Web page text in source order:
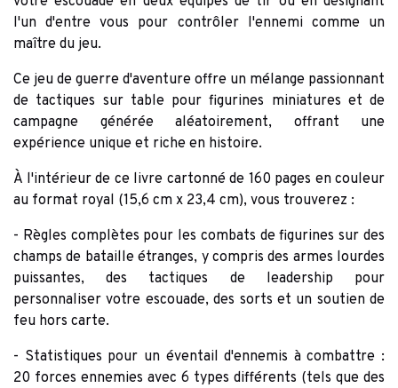
l'un d'entre vous pour contrôler l'ennemi comme un
maître du jeu.
Ce jeu de guerre d'aventure offre un mélange passionnant
de tactiques sur table pour figurines miniatures et de
campagne générée aléatoirement, offrant une
expérience unique et riche en histoire.
À l'intérieur de ce livre cartonné de 160 pages en couleur
au format royal (15,6 cm x 23,4 cm), vous trouverez :
- Règles complètes pour les combats de figurines sur des
champs de bataille étranges, y compris des armes lourdes
puissantes, des tactiques de leadership pour
personnaliser votre escouade, des sorts et un soutien de
feu hors carte.
- Statistiques pour un éventail d'ennemis à combattre :
20 forces ennemies avec 6 types différents (tels que des